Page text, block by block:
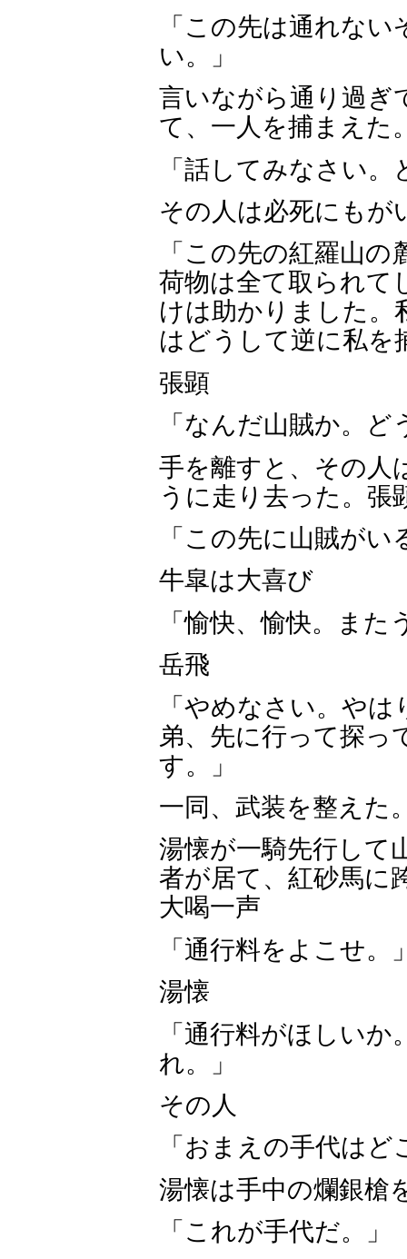
「この先は通れな
い。」
言いながら通り過ぎ
て、一人を捕まえた
「話してみなさい
その人は必死にもが
「この先の紅羅山
荷物は全て取られて
けは助かりました。
はどうして逆に私を
張顕
「なんだ山賊か。
手を離すと、その人
うに走り去った。張
「この先に山賊が
牛皐は大喜び
「愉快、愉快。ま
岳飛
「やめなさい。や
弟、先に行って探っ
す。」
一同、武装を整えた
湯懐が一騎先行して
者が居て、紅砂馬に
大喝一声
「通行料をよこせ。
湯懐
「通行料がほしい
れ。」
その人
「おまえの手代は
湯懐は手中の爛銀槍
「これが手代だ。」